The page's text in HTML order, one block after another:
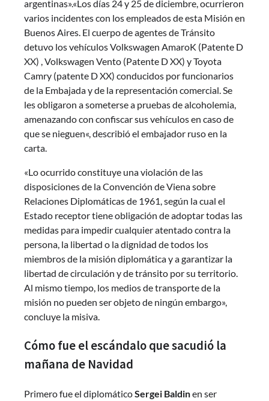
argentinas».«Los días 24 y 25 de diciembre, ocurrieron
varios incidentes con los empleados de esta Misión en
Buenos Aires. El cuerpo de agentes de Tránsito
detuvo los vehículos Volkswagen AmaroK (Patente D
XX) , Volkswagen Vento (Patente D XX) y Toyota
Camry (patente D XX) conducidos por funcionarios
de la Embajada y de la representación comercial. Se
les obligaron a someterse a pruebas de alcoholemia,
amenazando con confiscar sus vehículos en caso de
que se nieguen«, describió el embajador ruso en la
carta.
«Lo ocurrido constituye una violación de las
disposiciones de la Convención de Viena sobre
Relaciones Diplomáticas de 1961, según la cual el
Estado receptor tiene obligación de adoptar todas las
medidas para impedir cualquier atentado contra la
persona, la libertad o la dignidad de todos los
miembros de la misión diplomática y a garantizar la
libertad de circulación y de tránsito por su territorio.
Al mismo tiempo, los medios de transporte de la
misión no pueden ser objeto de ningún embargo»,
concluye la misiva.
Cómo fue el escándalo que sacudió la
mañana de Navidad
Primero fue el diplomáticoSergei Baldinen ser